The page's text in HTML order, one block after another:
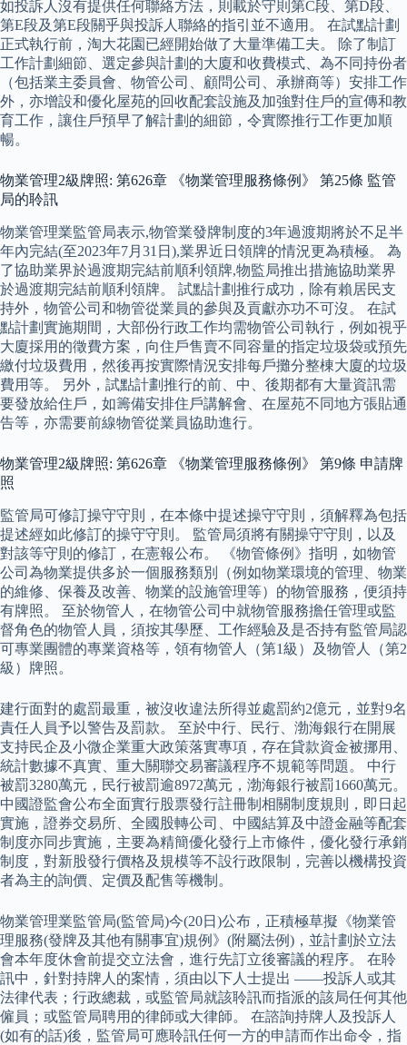
如投訴人沒有提供任何聯絡方法，則載於守則第C段、第D段、
第E段及第E段關乎與投訴人聯絡的指引並不適用。 在試點計劃
正式執行前，淘大花園已經開始做了大量準備工夫。 除了制訂
工作計劃細節、選定參與計劃的大廈和收費模式、為不同持份者
（包括業主委員會、物管公司、顧問公司、承辦商等）安排工作
外，亦增設和優化屋苑的回收配套設施及加強對住戶的宣傳和教
育工作，讓住戶預早了解計劃的細節，令實際推行工作更加順
暢。
物業管理2級牌照: 第626章 《物業管理服務條例》 第25條 監管
局的聆訊
物業管理業監管局表示,物管業發牌制度的3年過渡期將於不足半
年內完結(至2023年7月31日),業界近日領牌的情況更為積極。 為
了協助業界於過渡期完結前順利領牌,物監局推出措施協助業界
於過渡期完結前順利領牌。 試點計劃推行成功，除有賴居民支
持外，物管公司和物管從業員的參與及貢獻亦功不可沒。 在試
點計劃實施期間，大部份行政工作均需物管公司執行，例如視乎
大廈採用的徵費方案，向住戶售賣不同容量的指定垃圾袋或預先
繳付垃圾費用，然後再按實際情況安排每戶攤分整棟大廈的垃圾
費用等。 另外，試點計劃推行的前、中、後期都有大量資訊需
要發放給住戶，如籌備安排住戶講解會、在屋苑不同地方張貼通
告等，亦需要前線物管從業員協助進行。
物業管理2級牌照: 第626章 《物業管理服務條例》 第9條 申請牌
照
監管局可修訂操守守則，在本條中提述操守守則，須解釋為包括
提述經如此修訂的操守守則。 監管局須將有關操守守則，以及
對該等守則的修訂，在憲報公布。 《物管條例》指明，如物管
公司為物業提供多於一個服務類別（例如物業環境的管理、物業
的維修、保養及改善、物業的設施管理等）的物管服務，便須持
有牌照。 至於物管人，在物管公司中就物管服務擔任管理或監
督角色的物管人員，須按其學歷、工作經驗及是否持有監管局認
可專業團體的專業資格等，領有物管人（第1級）及物管人（第2
級）牌照。
建行面對的處罰最重，被沒收違法所得並處罰約2億元，並對9名
責任人員予以警告及罰款。 至於中行、民行、渤海銀行在開展
支持民企及小微企業重大政策落實專項，存在貸款資金被挪用、
統計數據不真實、重大關聯交易審議程序不規範等問題。 中行
被罰3280萬元，民行被罰逾8972萬元，渤海銀行被罰1660萬元。
中國證監會公布全面實行股票發行註冊制相關制度規則，即日起
實施，證券交易所、全國股轉公司、中國結算及中證金融等配套
制度亦同步實施，主要為精簡優化發行上市條件，優化發行承銷
制度，對新股發行價格及規模等不設行政限制，完善以機構投資
者為主的詢價、定價及配售等機制。
物業管理業監管局(監管局)今(20日)公布，正積極草擬《物業管
理服務(發牌及其他有關事宜)規例》(附屬法例)，並計劃於立法
會本年度休會前提交立法會，進行先訂立後審議的程序。 在聆
訊中，針對持牌人的案情，須由以下人士提出 ——投訴人或其
法律代表；行政總裁，或監管局就該聆訊而指派的該局任何其他
僱員；或監管局聘用的律師或大律師。 在諮詢持牌人及投訴人
(如有的話)後，監管局可應聆訊任何一方的申請而作出命令，指